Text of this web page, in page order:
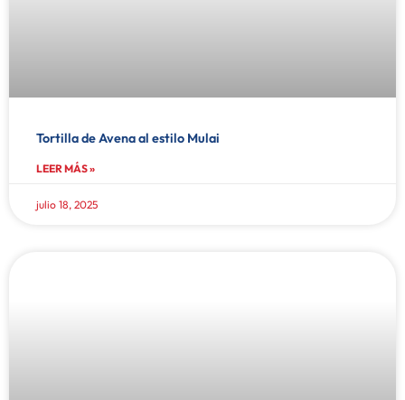
Tortilla de Avena al estilo Mulai
LEER MÁS »
julio 18, 2025